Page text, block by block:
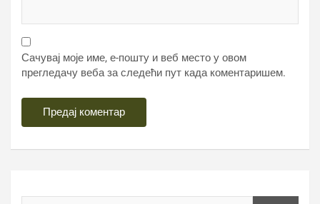
Сачувај моје име, е-пошту и веб место у овом
прегледачу веба за следећи пут када коментаришем.